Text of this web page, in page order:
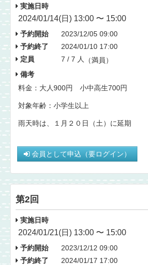
実施日時
2024/01/14(日) 13:00 〜 15:00
予約開始
2023/12/05 09:00
予約終了
2024/01/10 17:00
定員
7 / 7 人
（満員）
備考
料金：大人900円 小中高生700円
対象年齢：小学生以上
雨天時は、１月２０日（土）に延期
会員として申込（要ログイン）
第2回
実施日時
2024/01/21(日) 13:00 〜 15:00
予約開始
2023/12/12 09:00
予約終了
2024/01/17 17:00